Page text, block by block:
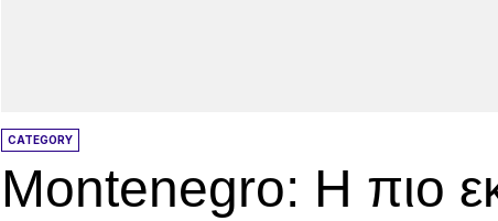
CATEGORY
Montenegro: Η πιο